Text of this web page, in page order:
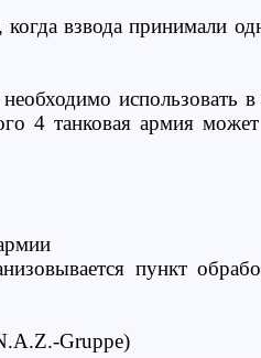
взвода принимали
использовать
4 танковая армия
пункт
Gruppe)